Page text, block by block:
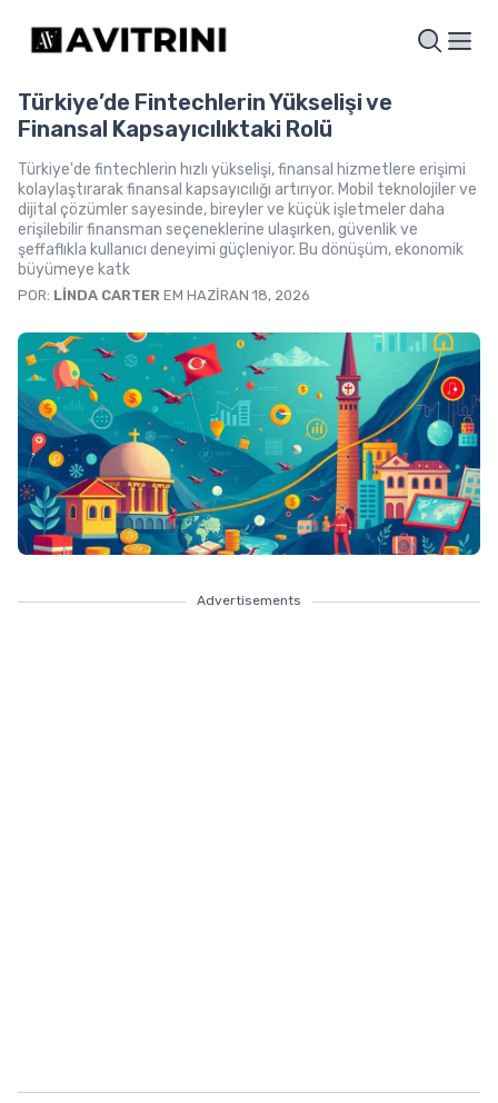
Türkiye’de Fintechlerin Yükselişi ve
Finansal Kapsayıcılıktaki Rolü
Türkiye'de fintechlerin hızlı yükselişi, finansal hizmetlere erişimi
kolaylaştırarak finansal kapsayıcılığı artırıyor. Mobil teknolojiler ve
dijital çözümler sayesinde, bireyler ve küçük işletmeler daha
erişilebilir finansman seçeneklerine ulaşırken, güvenlik ve
şeffaflıkla kullanıcı deneyimi güçleniyor. Bu dönüşüm, ekonomik
büyümeye katk
POR: LINDA CARTER EM HAZIRAN 18, 2026
Advertisements